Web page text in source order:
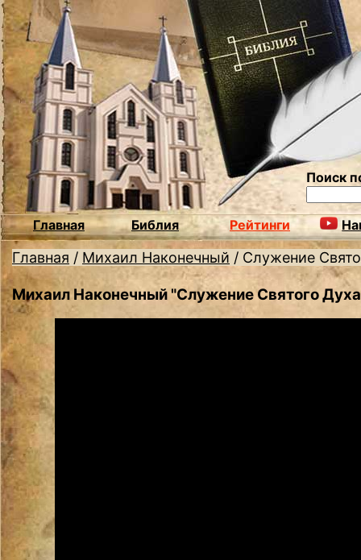
Поиск
Главная Библия Рейтинги
Главная / Михаил Наконечный / Служение
Михаил Наконечный "Служение Святого